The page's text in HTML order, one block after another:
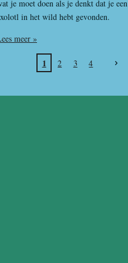
je moet doen als je denkt dat je een
in het wild hebt gevonden.
meer »
1 2 3 4